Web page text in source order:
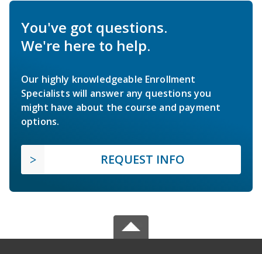
You've got questions.
We're here to help.
Our highly knowledgeable Enrollment
Specialists will answer any questions you
might have about the course and payment
options.
REQUEST INFO